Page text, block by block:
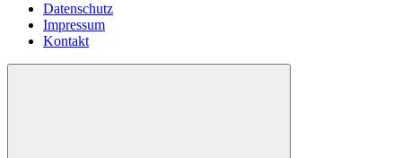
Datenschutz
Impressum
Kontakt